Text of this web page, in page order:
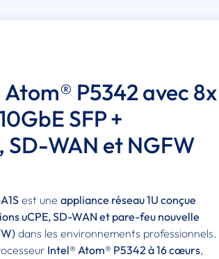
P5342 avec 8x
SFP +
SD-WAN et NGFW
est uneappliance réseau 1U conçue
uCPE, SD-WAN et pare-feu nouvelle
dans les environnements professionnels.
Intel® Atom® P5342 à 16 cœurs,